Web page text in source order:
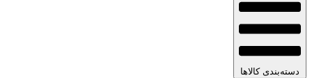
دسته‌بندی کالاها